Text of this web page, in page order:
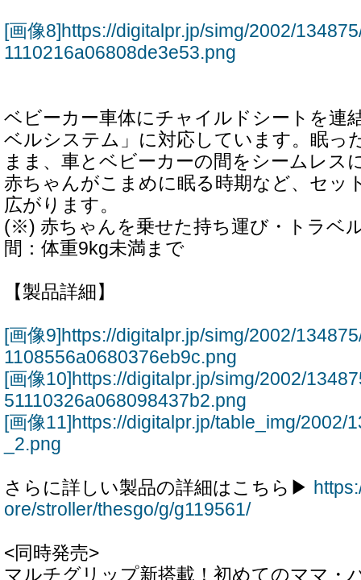
[画像8]https://digitalpr.jp/simg/2002/
1110216a06808de3e53.png
ベビーカー車体にチャイルドシートを連
ベルシステム」に対応しています。眠っ
まま、車とベビーカーの間をシームレス
赤ちゃんがこまめに眠る時期など、セッ
広がります。
(※) 赤ちゃんを乗せた持ち運び・トラベ
間：体重9kg未満まで
【製品詳細】
[画像9]https://digitalpr.jp/simg/2002/
1108556a0680376eb9c.png
[画像10]https://digitalpr.jp/simg/2002/
51110326a068098437b2.png
[画像11]https://digitalpr.jp/table_img/2002/
_2.png
さらに詳しい製品の詳細はこちら▶
ore/stroller/thesgo/g/g119561/
<同時発売>
マルチグリップ新搭載！初めてのママ・